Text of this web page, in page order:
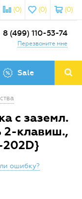
(0)
(0)
(0)
8 (499) 110-53-74
Перезвоните мне
Sale
с заземл.
2-клавиш.,
202D}
ошибку?